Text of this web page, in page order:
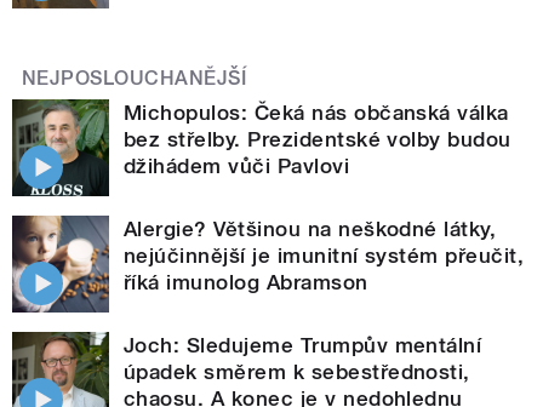
NEJPOSLOUCHANĚJŠÍ
Michopulos: Čeká nás občanská válka
bez střelby. Prezidentské volby budou
džihádem vůči Pavlovi
Alergie? Většinou na neškodné látky,
nejúčinnější je imunitní systém přeučit,
říká imunolog Abramson
Joch: Sledujeme Trumpův mentální
úpadek směrem k sebestřednosti,
chaosu. A konec je v nedohlednu